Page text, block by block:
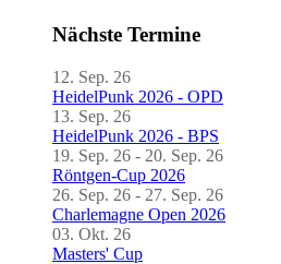
Nächste Termine
12. Sep. 26
HeidelPunk 2026 - OPD
13. Sep. 26
HeidelPunk 2026 - BPS
19. Sep. 26 - 20. Sep. 26
Röntgen-Cup 2026
26. Sep. 26 - 27. Sep. 26
Charlemagne Open 2026
03. Okt. 26
Masters' Cup